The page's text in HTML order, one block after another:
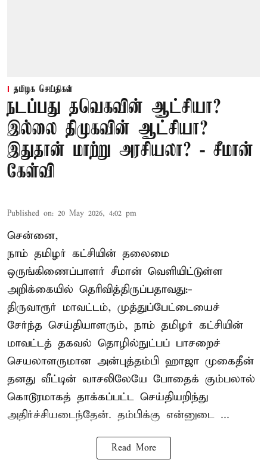
தமிழக செய்திகள்
நடப்பது தவெகவின் ஆட்சியா?
இல்லை திமுகவின் ஆட்சியா?
இதுதான் மாற்று அரசியலா? - சீமான்
கேள்வி
Published on: 20 May 2026, 4:02 pm
சென்னை,
நாம் தமிழர் கட்சியின் தலைமை
ஒருங்கிணைப்பாளர் சீமான் வெளியிட்டுள்ள
அறிக்கையில் தெரிவித்திருப்பதாவது:-
திருவாரூர் மாவட்டம், முத்துப்பேட்டையைச்
சேர்ந்த செய்தியாளரும், நாம் தமிழர் கட்சியின்
மாவட்டத் தகவல் தொழில்நுட்பப் பாசறைச்
செயலாளருமான அன்புத்தம்பி ஹாஜா முகைதீன்
தனது வீட்டின் வாசலிலேயே போதைக் கும்பலால்
கொடூரமாகத் தாக்கப்பட்ட செய்தியறிந்து
அதிர்ச்சியடைந்தேன். தம்பிக்கு என்னுடை ...
Read More